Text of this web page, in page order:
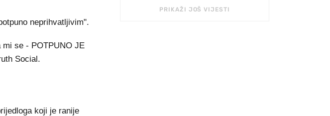
neprihvatljivim".
se - POTPUNO JE
Social.
koji je ranije
PRIKAŽI JOŠ VIJESTI